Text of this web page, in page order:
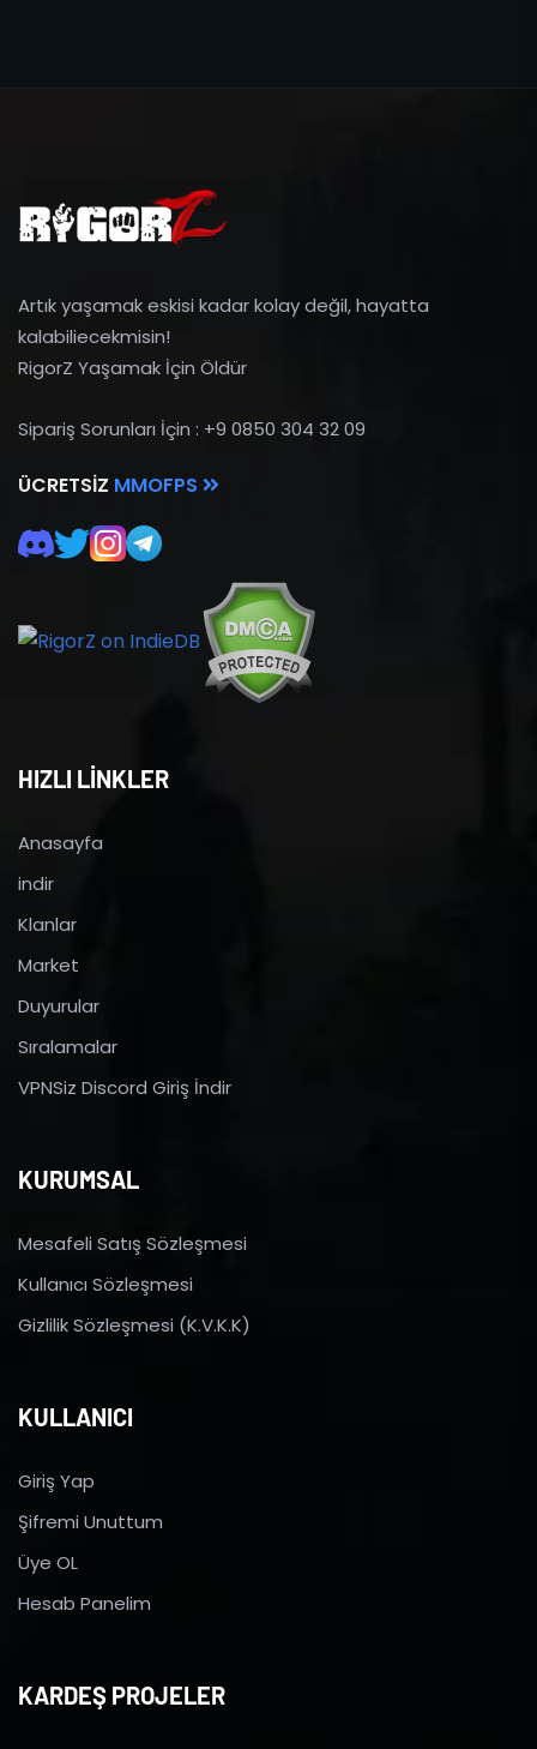
Artık yaşamak eskisi kadar kolay değil, hayatta
kalabiliecekmisin!
RigorZ Yaşamak İçin Öldür
Sipariş Sorunları İçin : +9 0850 304 32 09
ÜCRETSIZ MMOFPS
HIZLI LİNKLER
Anasayfa
indir
Klanlar
Market
Duyurular
Sıralamalar
VPNSiz Discord Giriş İndir
KURUMSAL
Mesafeli Satış Sözleşmesi
Kullanıcı Sözleşmesi
Gizlilik Sözleşmesi (K.V.K.K)
KULLANICI
Giriş Yap
Şifremi Unuttum
Üye OL
Hesab Panelim
KARDEŞ PROJELER